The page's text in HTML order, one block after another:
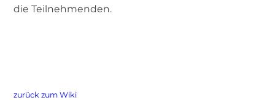
die Teilnehmenden.
zurück zum Wiki